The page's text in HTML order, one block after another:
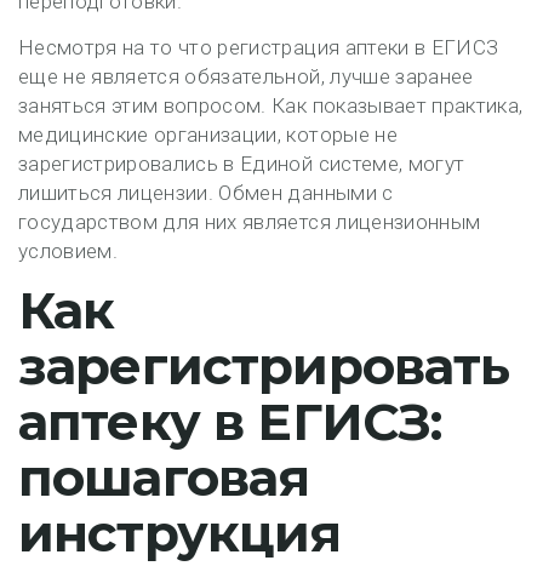
Несмотря на то что регистрация аптеки в ЕГИСЗ
еще не является обязательной, лучше заранее
заняться этим вопросом. Как показывает практика,
медицинские организации, которые не
зарегистрировались в Единой системе, могут
лишиться лицензии. Обмен данными с
государством для них является лицензионным
условием.
Как
зарегистрировать
аптеку в ЕГИСЗ:
пошаговая
инструкция